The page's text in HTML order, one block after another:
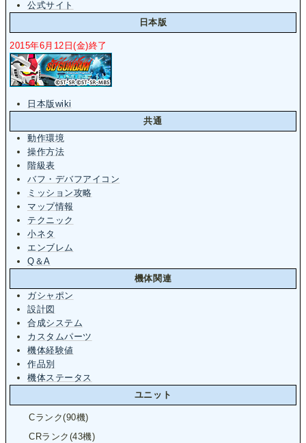
公式サイト
日本版
2015年6月12日(金)終了
日本版wiki
共通
動作環境
操作方法
階級表
バフ・デバフアイコン
ミッション攻略
マップ情報
テクニック
小ネタ
エンブレム
Q＆A
機体関連
ガシャポン
設計図
合成システム
カスタムパーツ
機体経験値
作品別
機体ステータス
ユニット
Cランク(90機)
CRランク(43機)